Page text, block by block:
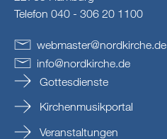
Telefon 040 - 306 20 1100
webmaster@nordkirche.de
info@nordkirche.de
Gottesdienste
Kirchenmusikportal
Veranstaltungen